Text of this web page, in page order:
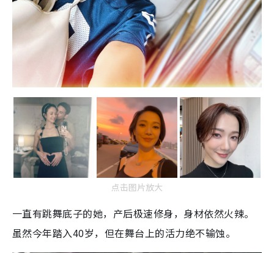
点击图片放大
一直有跳舞底子的她，产后极速修身，身材依然火辣。
虽然今年踏入40岁，但在舞台上的活力绝不输蚀。